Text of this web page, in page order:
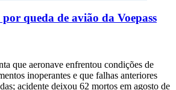
queda de avião da Voepass
que aeronave enfrentou condições de
inoperantes e que falhas anteriores
acidente deixou 62 mortos em agosto de